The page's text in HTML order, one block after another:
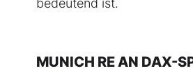
bedeutend ist.
MUNICH RE AN DAX-